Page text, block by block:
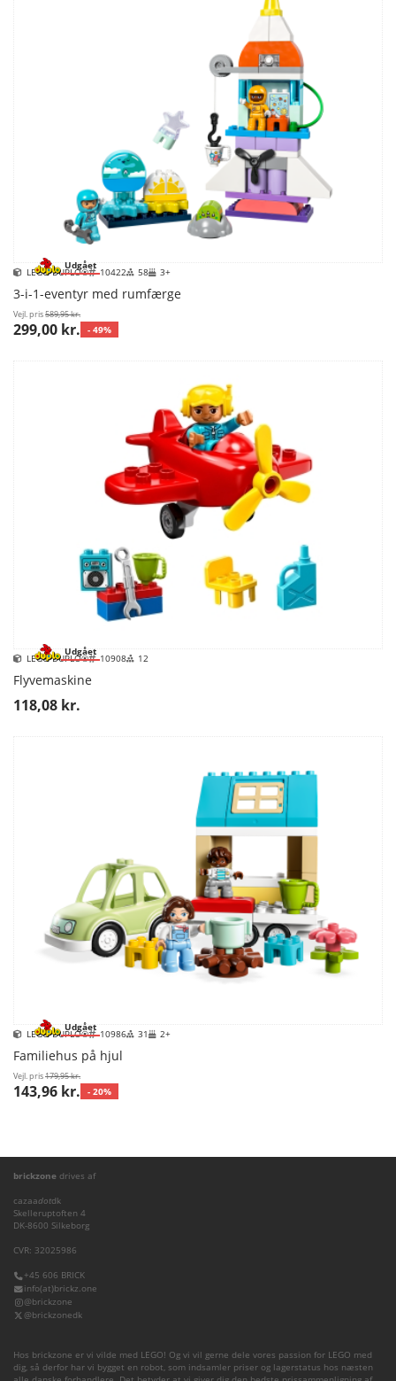
Udgået
LEGO DUPLO® 10422 58 3+
3-i-1-eventyr med rumfærge
Vejl. pris589,95 kr.
299,00 kr. - 49%
Udgået
LEGO DUPLO® 10908 12
Flyvemaskine
118,08 kr.
Udgået
LEGO DUPLO® 10986 31 2+
Familiehus på hjul
Vejl. pris179,95 kr.
143,96 kr. - 20%
brickzone drives af
cazaadotdk
Skelleruptoften 4
DK-8600 Silkeborg
CVR: 32025986
+45 606 BRICK
info(at)brickz.one
@brickzone
@brickzonedk
Hos brickzone er vi vilde med LEGO! Og vi vil gerne dele vores passion for LEGO med
dig, så derfor har vi bygget en robot, som indsamler priser og lagerstatus hos næsten